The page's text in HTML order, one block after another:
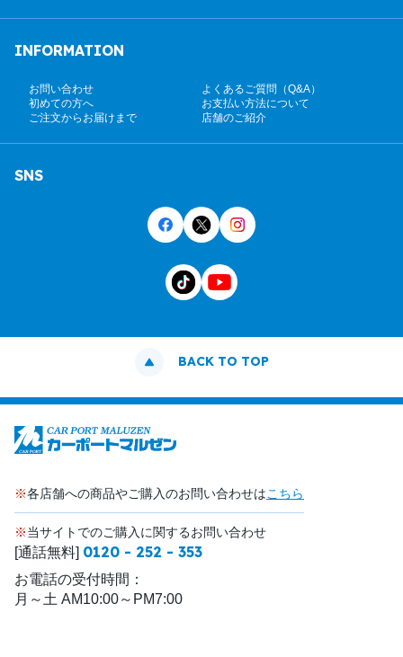
INFORMATION
お問い合わせ
よくあるご質問（Q&A）
初めての方へ
お支払い方法について
ご注文からお届けまで
店舗のご紹介
SNS
BACK TO TOP
※各店舗への商品やご購入のお問い合わせはこちら
※当サイトでのご購入に関するお問い合わせ
[通話無料] 0120 - 252 - 353
お電話の受付時間：
月～土 AM10:00～PM7:00